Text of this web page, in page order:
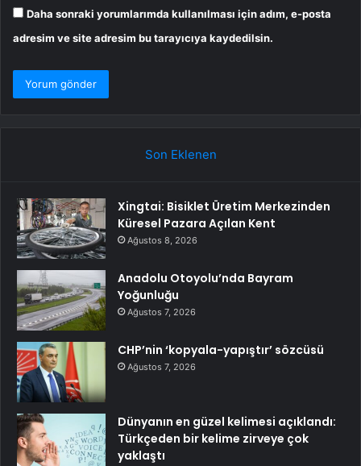
Daha sonraki yorumlarımda kullanılması için adım, e-posta
adresim ve site adresim bu tarayıcıya kaydedilsin.
Son Eklenen
Xingtai: Bisiklet Üretim Merkezinden
Küresel Pazara Açılan Kent
Ağustos 8, 2026
Anadolu Otoyolu’nda Bayram
Yoğunluğu
Ağustos 7, 2026
CHP’nin ‘kopyala-yapıştır’ sözcüsü
Ağustos 7, 2026
Dünyanın en güzel kelimesi açıklandı:
Türkçeden bir kelime zirveye çok
yaklaştı